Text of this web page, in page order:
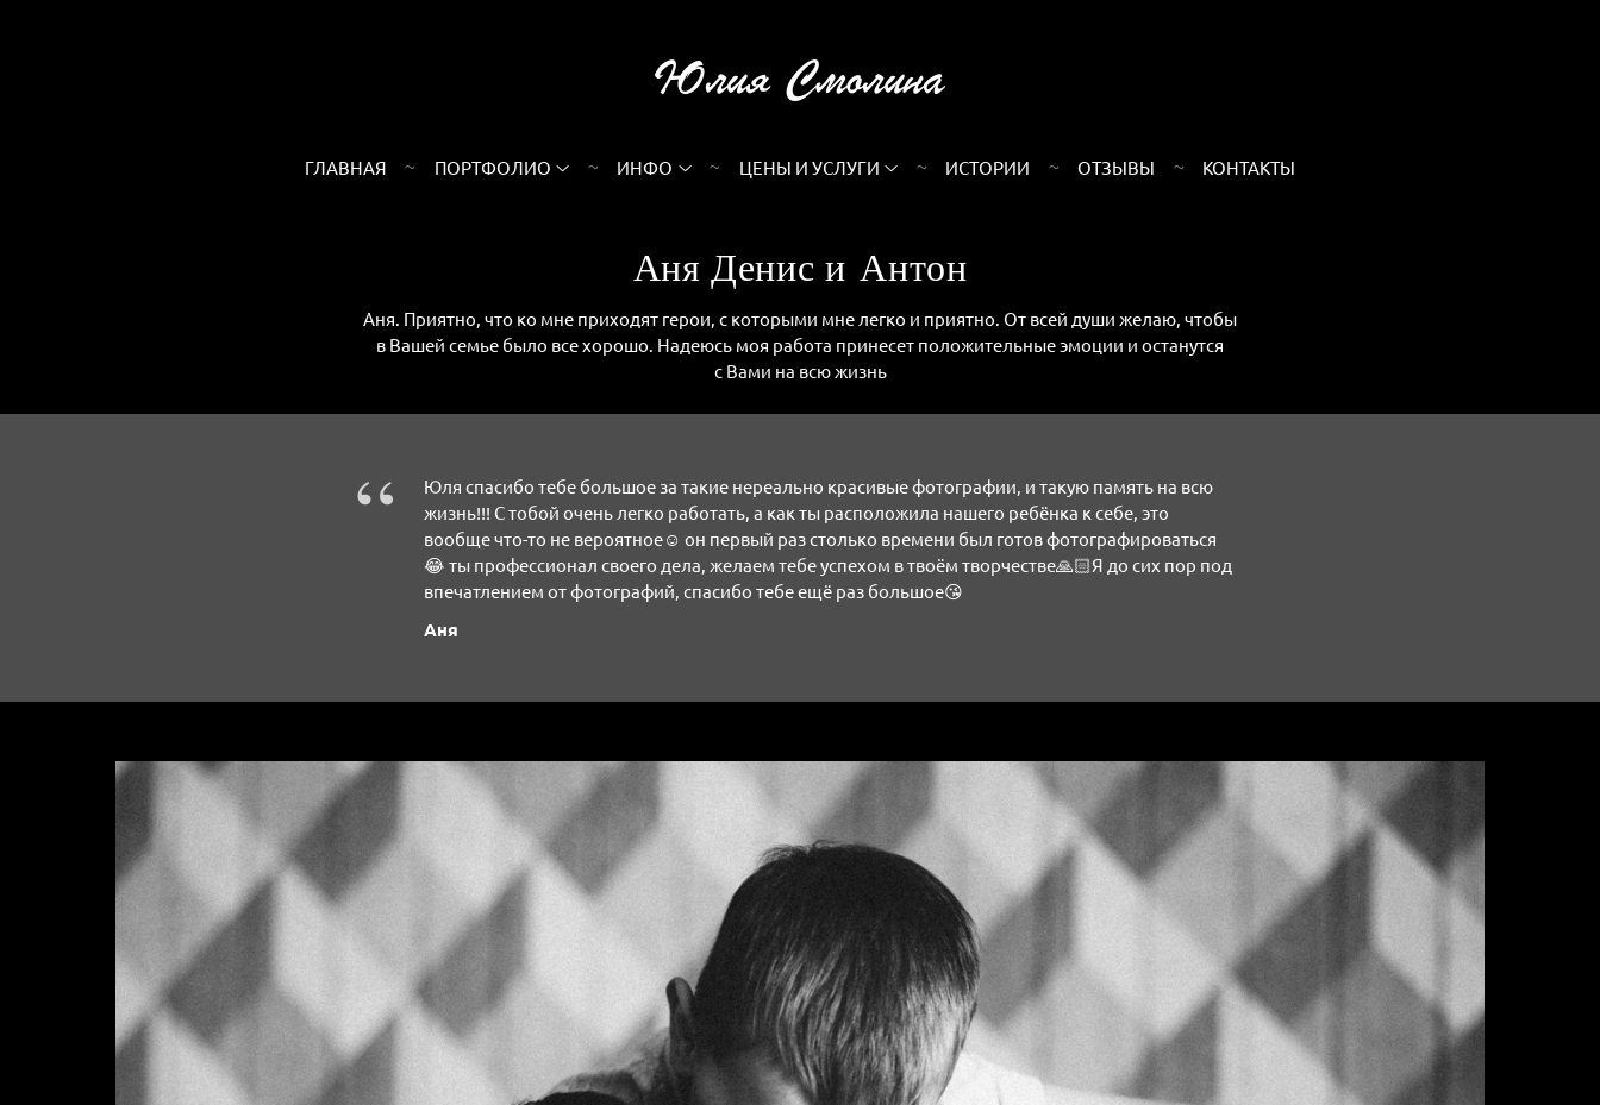
ГЛАВНАЯ ПОРТФОЛИО ИНФО ЦЕНЫ И УСЛУГИ ИСТОРИИ ОТЗЫВЫ КОНТАКТЫ
Аня Денис и Антон
Аня. Приятно, что ко мне приходят герои, с которыми мне легко и приятно. От всей души желаю, чтобы
в Вашей семье было все хорошо. Надеюсь моя работа принесет положительные эмоции и останутся
с Вами на всю жизнь
“
Юля спасибо тебе большое за такие нереально красивые фотографии, и такую память на всю
жизнь!!! С тобой очень легко работать, а как ты расположила нашего ребёнка к себе, это
вообще что-то не вероятное☺️ он первый раз столько времени был готов фотографироваться
😂 ты профессионал своего дела, желаем тебе успехом в твоём творчестве🙏🏻Я до сих пор под
впечатлением от фотографий, спасибо тебе ещё раз большое😘
Аня